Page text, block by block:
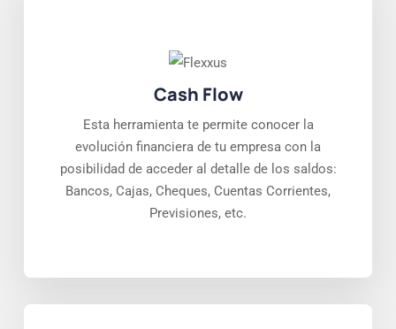
Cash Flow
Esta herramienta te permite conocer la
evolución financiera de tu empresa con la
posibilidad de acceder al detalle de los saldos:
Bancos, Cajas, Cheques, Cuentas Corrientes,
Previsiones, etc.